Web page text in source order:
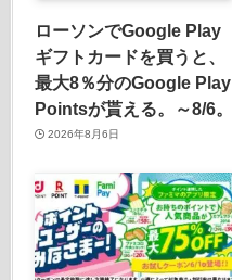
ローソンでGoogle Play
ギフトカードを買うと、
最大8％分のGoogle Play
Pointsが貰える。～8/6。
2026年8月6日